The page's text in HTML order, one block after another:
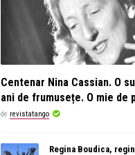
Centenar Nina Cassian. O
ani de frumusețe. O mie de
de revistatango
Regina Boudica,